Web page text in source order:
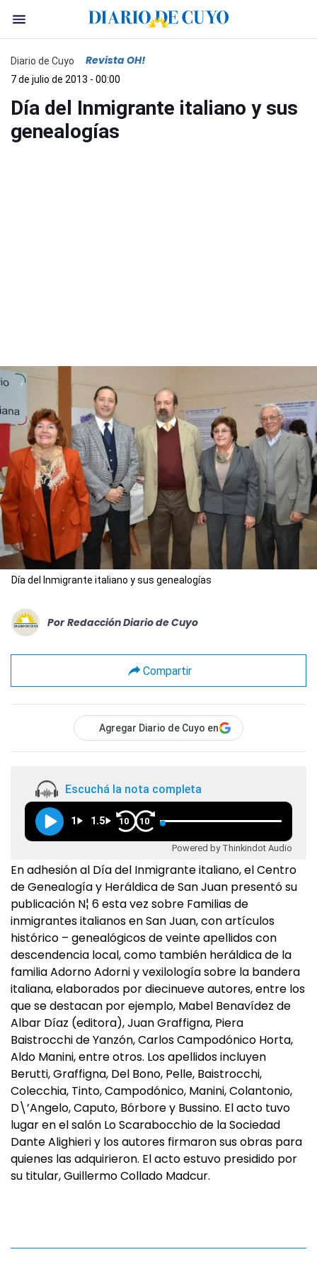
Diario de Cuyo Revista OH!
7 de julio de 2013 - 00:00
Día del Inmigrante italiano y sus
genealogías
Día del Inmigrante italiano y sus genealogías
Por Redacción Diario de Cuyo
Compartir
Agregar Diario de Cuyo en
Escuchá la nota completa
1 1.5 10 10
Powered by Thinkindot Audio
En adhesión al Día del Inmigrante italiano, el Centro
de Genealogía y Heráldica de San Juan presentó su
publicación N¦ 6 esta vez sobre Familias de
inmigrantes italianos en San Juan, con artículos
histórico – genealógicos de veinte apellidos con
descendencia local, como también heráldica de la
familia Adorno Adorni y vexilología sobre la bandera
italiana, elaborados por diecinueve autores, entre los
que se destacan por ejemplo, Mabel Benavídez de
Albar Díaz (editora), Juan Graffigna, Piera
Baistrocchi de Yanzón, Carlos Campodónico Horta,
Aldo Manini, entre otros. Los apellidos incluyen
Berutti, Graffigna, Del Bono, Pelle, Baistrocchi,
Colecchia, Tinto, Campodónico, Manini, Colantonio,
D\’Angelo, Caputo, Bórbore y Bussino. El acto tuvo
lugar en el salón Lo Scarabocchio de la Sociedad
Dante Alighieri y los autores firmaron sus obras para
quienes las adquirieron. El acto estuvo presidido por
su titular, Guillermo Collado Madcur.